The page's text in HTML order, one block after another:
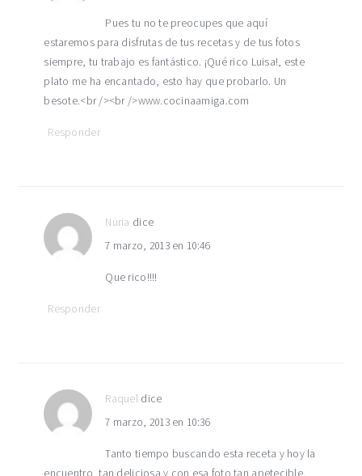
Pues tu no te preocupes que aquí
estaremos para disfrutas de tus recetas y de tus fotos
siempre, tu trabajo es fantástico. ¡Qué rico Luisa!, este
plato me ha encantado, esto hay que probarlo. Un
besote.<br /><br />www.cocinaamiga.com
Responder
Núria dice
7 marzo, 2013 en 10:46
Que rico!!!!
Responder
Raquel dice
7 marzo, 2013 en 10:36
Tanto tiempo buscando esta receta y hoy la